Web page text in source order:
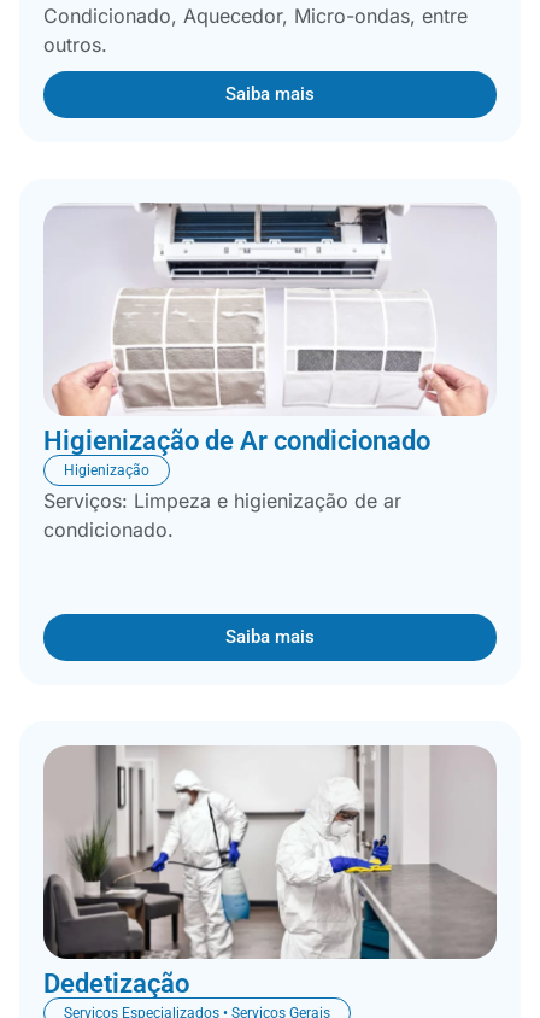
Condicionado, Aquecedor, Micro-ondas, entre
outros.
Saiba mais
Higienização de Ar condicionado
Higienização
Serviços: Limpeza e higienização de ar
condicionado.
Saiba mais
Dedetização
Serviços Especializados • Serviços Gerais